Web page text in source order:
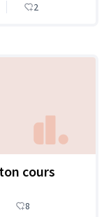
2
cours
8